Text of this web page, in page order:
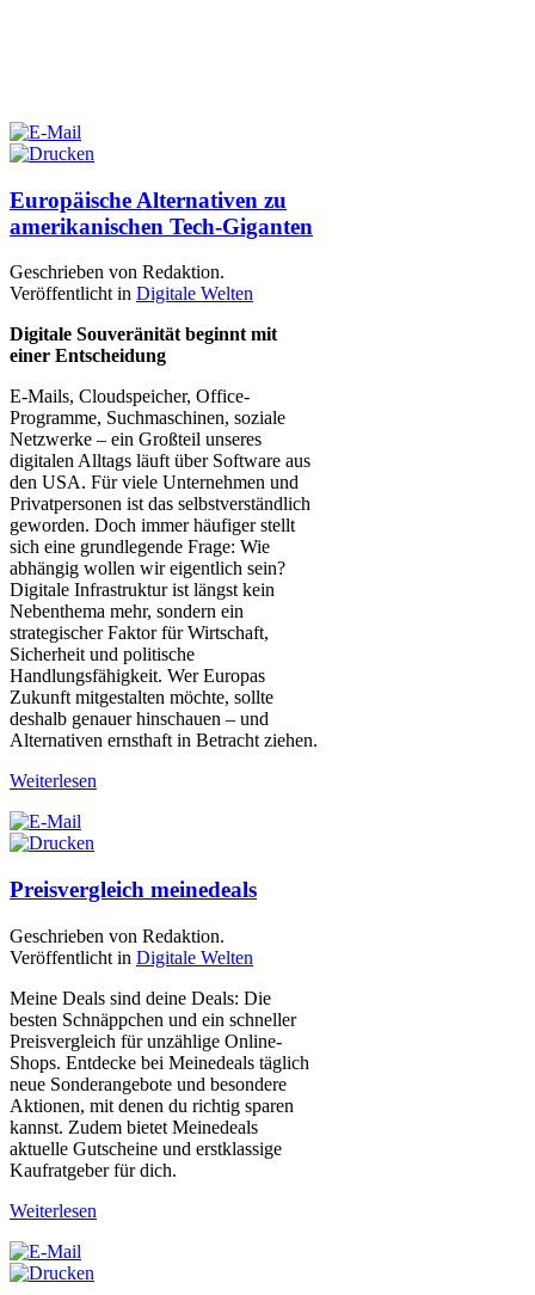
Europäische Alternativen zu
amerikanischen Tech-Giganten
Geschrieben von Redaktion.
Veröffentlicht in Digitale Welten
Digitale Souveränität beginnt mit
einer Entscheidung
E-Mails, Cloudspeicher, Office-
Programme, Suchmaschinen, soziale
Netzwerke – ein Großteil unseres
digitalen Alltags läuft über Software aus
den USA. Für viele Unternehmen und
Privatpersonen ist das selbstverständlich
geworden. Doch immer häufiger stellt
sich eine grundlegende Frage: Wie
abhängig wollen wir eigentlich sein?
Digitale Infrastruktur ist längst kein
Nebenthema mehr, sondern ein
strategischer Faktor für Wirtschaft,
Sicherheit und politische
Handlungsfähigkeit. Wer Europas
Zukunft mitgestalten möchte, sollte
deshalb genauer hinschauen – und
Alternativen ernsthaft in Betracht ziehen.
Weiterlesen
Preisvergleich meinedeals
Geschrieben von Redaktion.
Veröffentlicht in Digitale Welten
Meine Deals sind deine Deals: Die
besten Schnäppchen und ein schneller
Preisvergleich für unzählige Online-
Shops. Entdecke bei Meinedeals täglich
neue Sonderangebote und besondere
Aktionen, mit denen du richtig sparen
kannst. Zudem bietet Meinedeals
aktuelle Gutscheine und erstklassige
Kaufratgeber für dich.
Weiterlesen